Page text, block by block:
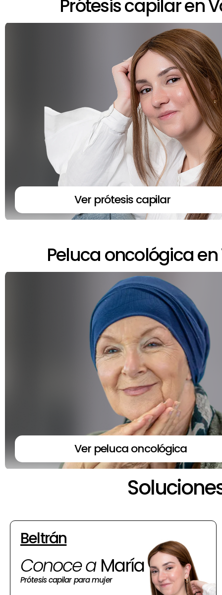
Prótesis capilar en
Ver prótesis capilar
Peluca oncológica
Ver peluca oncológica
Beltrán
Conoce a María
Prótesis capilar para mujer